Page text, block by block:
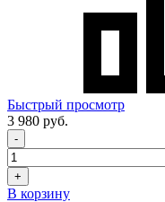
Быстрый просмотр
3 980 руб.
-
+
В корзину